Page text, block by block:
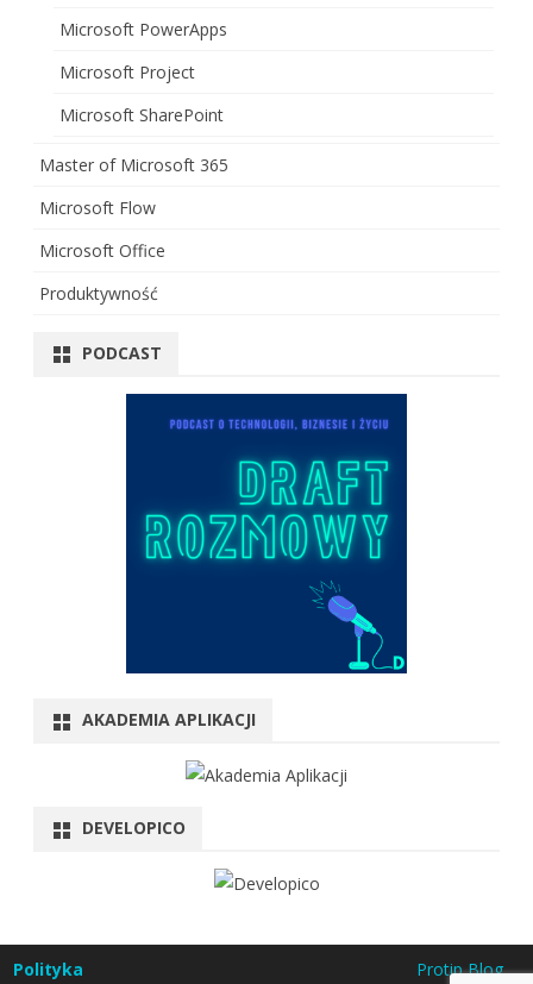
Microsoft PowerApps
Microsoft Project
Microsoft SharePoint
Master of Microsoft 365
Microsoft Flow
Microsoft Office
Produktywność
PODCAST
AKADEMIA APLIKACJI
DEVELOPICO
Polityka Protip Blog